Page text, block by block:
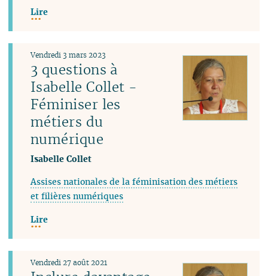
Lire
3 questions à
Isabelle Collet -
Féminiser les
métiers du
numérique
Vendredi 3 mars 2023
Isabelle Collet
Assises nationales de la féminisation des métiers
et filières numériques
Lire
Vendredi 27 août 2021